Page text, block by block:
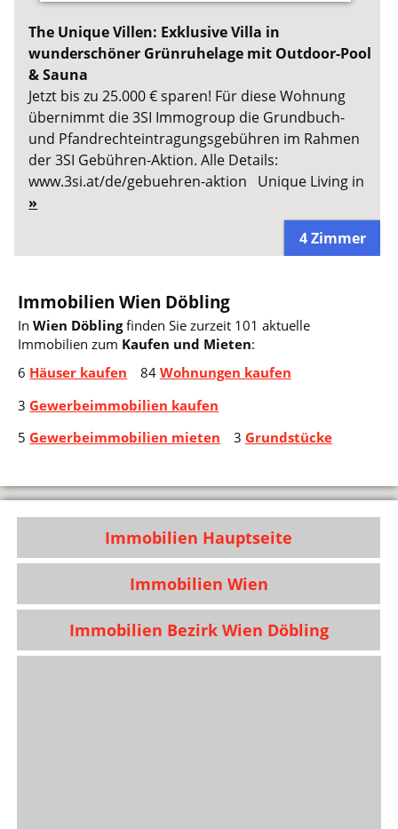
The Unique Villen: Exklusive Villa in
wunderschöner Grünruhelage mit Outdoor-Pool
& Sauna
Jetzt bis zu 25.000 € sparen! Für diese Wohnung
übernimmt die 3SI Immogroup die Grundbuch-
und Pfandrechteintragungsgebühren im Rahmen
der 3SI Gebühren-Aktion. Alle Details:
www.3si.at/de/gebuehren-aktion Unique Living in
»
4 Zimmer
Immobilien Wien Döbling
InWien Döblingfinden Sie zurzeit 101 aktuelle
Immobilien zum Kaufen und Mieten:
6 Häuser kaufen 84 Wohnungen kaufen
3Gewerbeimmobilien kaufen
5Gewerbeimmobilien mieten 3 Grundstücke
Immobilien Hauptseite
Immobilien Wien
Immobilien Bezirk Wien Döbling